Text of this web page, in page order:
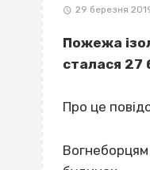
29 березня
Пожежа
сталася 27
Про це